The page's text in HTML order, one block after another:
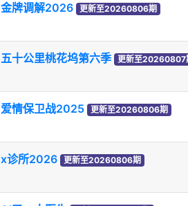
金牌调解2026 更新至20260806期
五十公里桃花坞第六季 更新至20260807
爱情保卫战2025 更新至20260806期
x诊所2026 更新至20260806期